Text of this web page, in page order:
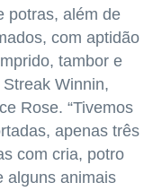
potras, além de
com aptidão
tambor e
Winnin,
Rose. “Tivemos
apenas três
com cria, potro
alguns animais